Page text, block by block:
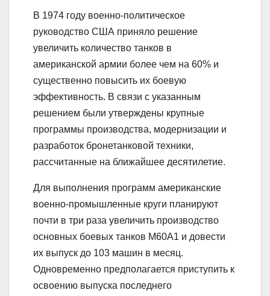
В 1974 году военно-политическое
руководство США приняло решение
увеличить количество танков в
американской армии более чем на 60% и
существенно повысить их боевую
эффективность. В связи с указанным
решением были утверждены крупные
программы производства, модернизации и
разработок бронетанковой техники,
рассчитанные на ближайшее десятилетие.
Для выполнения программ американские
военно-промышленные круги планируют
почти в три раза увеличить производство
основных боевых танков M60A1 и довести
их выпуск до 103 машин в месяц.
Одновременно предполагается приступить к
освоению выпуска последнего